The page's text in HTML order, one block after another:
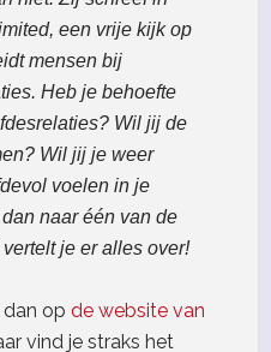
een vrije kijk op
mensen bij
Heb je behoefte
Wil jij de
Wil jij je weer
voelen in je
naar één van de
je er alles over!
op de website van
vind je straks het